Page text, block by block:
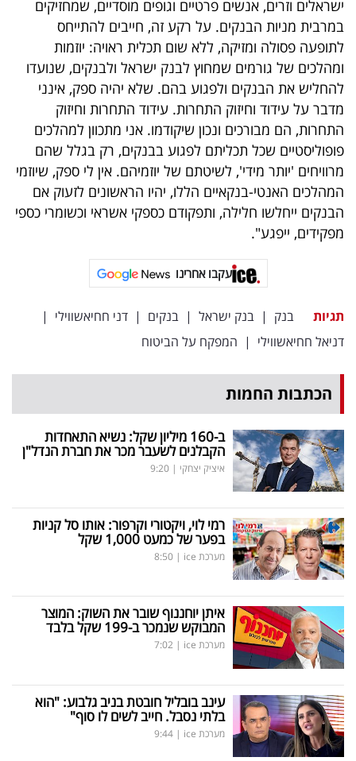
ישראלים וזרים, אנשים פרטיים וגופים מוסדיים, שמחזיקים
במרבית מניות הבנקים. על רקע זה, חייבים להתייחס
לתופעה פסולה ומזיקה, ללא שום תכלית ראויה: יוזמות
ומהלכים של גורמים שמחוץ לבנק ישראל ולבנקים, שנועדו
להחליש את הבנקים ולפגוע בהם. שלא יהיה ספק, אינני
מדבר על עידוד וחיזוק התחרות. עידוד התחרות וחיזוק
התחרות, הם מבורכים ונכון שיקודמו. אני מתכוון למהלכים
פופוליסטיים שכל תכליתם לפגוע בבנקים, רק בגלל שהם
מרוויחים 'יותר מידי', לשיטתם של יוזמיהם. אין לי ספק, שיוזמי
המהלכים האנטי-בנקאיים הללו, יהיו הראשונים לזעוק אם
הבנקים ייחלשו חלילה, ותפקודם כספקי אשראי וכשומרי כספי
מפקידים, ייפגע".
עקבו אחרינו
תגיות בנק | בנק ישראל | בנקים | דני חחיאשווילי |
דניאל חחיאשווילי | המפקח על הביטוח
הכתבות החמות
ב-160 מיליון שקל: נשיא התאחדות
הקבלנים לשעבר מכר את חברת הנדל"ן
איציק יצחקי |
9:20
רמי לוי, ויקטורי וקרפור: אותו סל קניות
בפער של כמעט 1,000 שקל
מערכת ice |
8:50
איתן יוחננוף שובר את השוק: המוצר
המבוקש שנמכר ב-199 שקל בלבד
מערכת ice |
7:02
עינב בובליל חובטת בניב גלבוע: "הוא
בלתי נסבל. חייב לשים לו סוף"
מערכת ice |
9:44